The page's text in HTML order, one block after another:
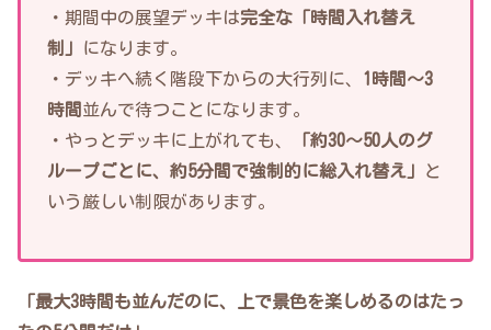
・期間中の展望デッキは完全な「時間入れ替え
制」
になります。
・デッキへ続く階段下からの大行列に、 1時間〜3
時間 並んで待つことになります。
・やっとデッキに上がれても、
「約30〜50人のグ
ループごとに、約5分間で強制的に総入れ替え」
と
いう厳しい制限があります。
「最大3時間も並んだのに、上で景色を楽しめるのはたっ